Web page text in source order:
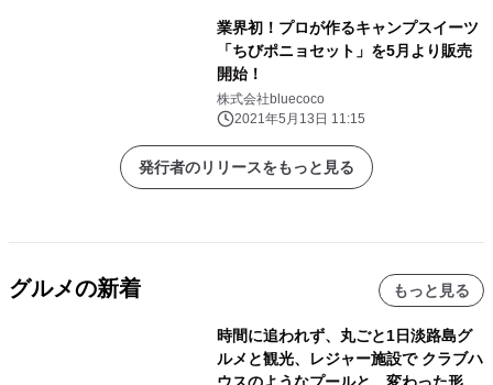
業界初！プロが作るキャンプスイーツ
「ちびポニョセット」を5月より販売
開始！
株式会社bluecoco
2021年5月13日 11:15
発行者のリリースをもっと見る
グルメの新着 もっと見る
時間に追われず、丸ごと1日淡路島グ
ルメと観光、レジャー施設で クラブハ